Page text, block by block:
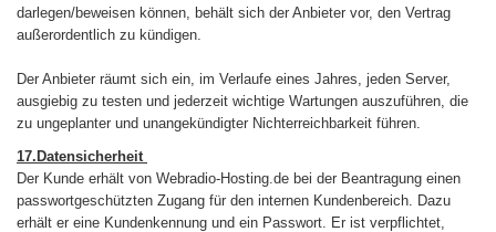
darlegen/beweisen können, behält sich der Anbieter vor, den Vertrag
außerordentlich zu kündigen.
Der Anbieter räumt sich ein, im Verlaufe eines Jahres, jeden Server,
ausgiebig zu testen und jederzeit wichtige Wartungen auszuführen, die
zu ungeplanter und unangekündigter Nichterreichbarkeit führen.
17.Datensicherheit
Der Kunde erhält von Webradio-Hosting.de bei der Beantragung einen
passwortgeschützten Zugang für den internen Kundenbereich. Dazu
erhält er eine Kundenkennung und ein Passwort. Er ist verpflichtet,